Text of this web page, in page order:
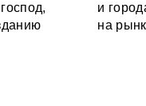
и
на